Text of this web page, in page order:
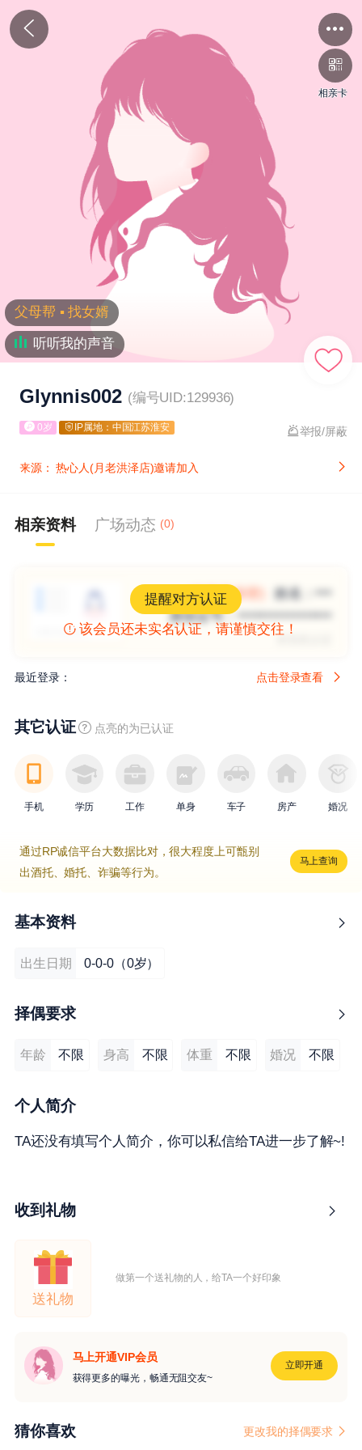
相亲卡
父母帮 ▪ 找女婿
听听我的声音
Glynnis002 (编号UID:129936)
0岁 IP属地：中国江苏淮安 举报/屏蔽
来源： 热心人(月老洪泽店)邀请加入
相亲资料 广场动态 (0)
提醒对方认证
该会员还未实名认证，请谨慎交往！
(信息已保密) 姓名：
***
身份证号： *****************
未实名认证
最近登录： 点击登录查看
其它认证 点亮的为已认证
手机 学历 工作 单身 车子 房产 婚况
通过RP诚信平台大数据比对，很大程度上可甑别
出酒托、婚托、诈骗等行为。
马上查询
基本资料
出生日期 0-0-0（0岁）
择偶要求
年龄 不限 身高 不限 体重 不限 婚况 不限
个人简介
TA还没有填写个人简介，你可以私信给TA进一步了解~!
收到礼物
送礼物
做第一个送礼物的人，给TA一个好印象
马上开通VIP会员
获得更多的曝光，畅通无阻交友~
立即开通
猜你喜欢 更改我的择偶要求